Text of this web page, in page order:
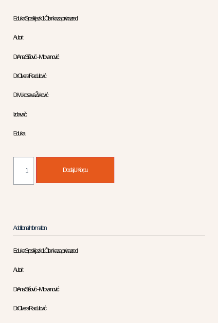
Eduka Srpski jezik 1 Čitanka za prvi razred
Autori :
Dr Ana Stišović – Milovanović
Dr Olivera Radulović
Dr Vukosava Živković
Izdavač :
Eduka
Dodaj U Korpu
Additional Information
Eduka Srpski jezik 1 Čitanka za prvi razred
Autori :
Dr Ana Stišović – Milovanović
Dr Olivera Radulović